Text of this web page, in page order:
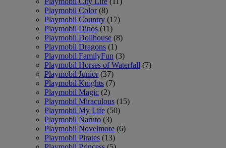
Playmobil Color (8)
Playmobil Country (17)
Playmobil Dinos (11)
Playmobil Dollhouse (8)
Playmobil Dragons (1)
Playmobil FamilyFun (3)
Playmobil Horses of Waterfall (7)
Playmobil Junior (37)
Playmobil Knights (7)
Playmobil Magic (2)
Playmobil Miraculous (15)
Playmobil My Life (50)
Playmobil Naruto (3)
Playmobil Novelmore (6)
Playmobil Pirates (13)